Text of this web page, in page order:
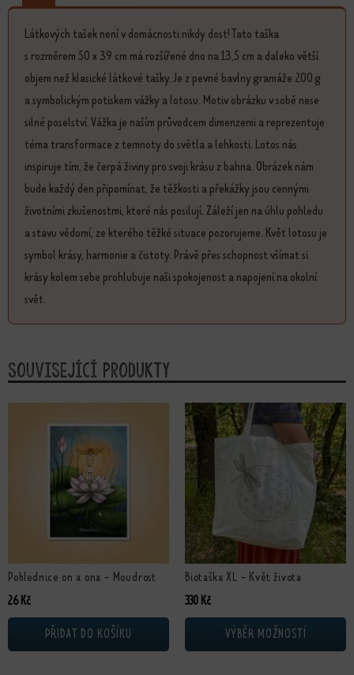
Látkových tašek není v domácnosti nikdy dost! Tato taška
s rozměrem 50 x 39 cm má rozšířené dno na 13,5 cm a daleko větší
objem než klasické látkové tašky. Je z pevné bavlny gramáže 200 g
a symbolickým potiskem vážky a lotosu. Motiv obrázku v sobě nese
silné poselství. Vážka je naším průvodcem dimenzemi a reprezentuje
téma transformace z temnoty do světla a lehkosti. Lotos nás
inspiruje tím, že čerpá živiny pro svoji krásu z bahna. Obrázek nám
bude každý den připomínat, že těžkosti a překážky jsou cennými
životními zkušenostmi, které nás posilují. Záleží jen na úhlu pohledu
a stavu vědomí, ze kterého těžké situace pozorujeme. Květ lotosu je
symbol krásy, harmonie a čistoty. Právě přes schopnost všímat si
krásy kolem sebe prohlubuje naši spokojenost a napojení na okolní
svět.
Související produkty
Pohlednice on a ona - Moudrost
26Kč
PŘIDAT DO KOŠÍKU
Biotaška XL - Květ života
330 Kč
VÝBĚR MOŽNOSTÍ
Tento produkt má více variant.